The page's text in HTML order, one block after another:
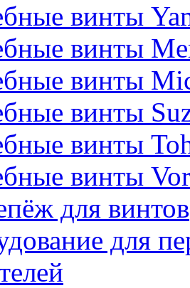
винты
винты
винты
винты
винты
винты
для винтов
для